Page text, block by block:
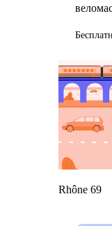
Rhône 69